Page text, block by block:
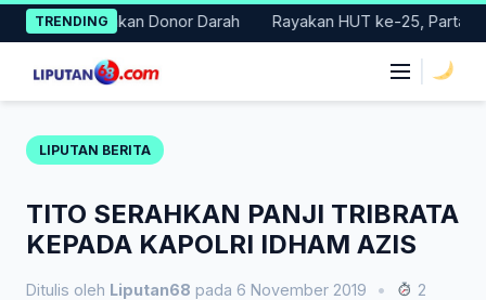
Skip
to
content
TRENDING
Gerakan Donor Darah Rayakan HUT ke-25, Partai
LIPUTAN BERITA
TITO SERAHKAN PANJI TRIBRATA
KEPADA KAPOLRI IDHAM AZIS
Ditulis oleh Liputan68 pada 6 November 2019 •
2